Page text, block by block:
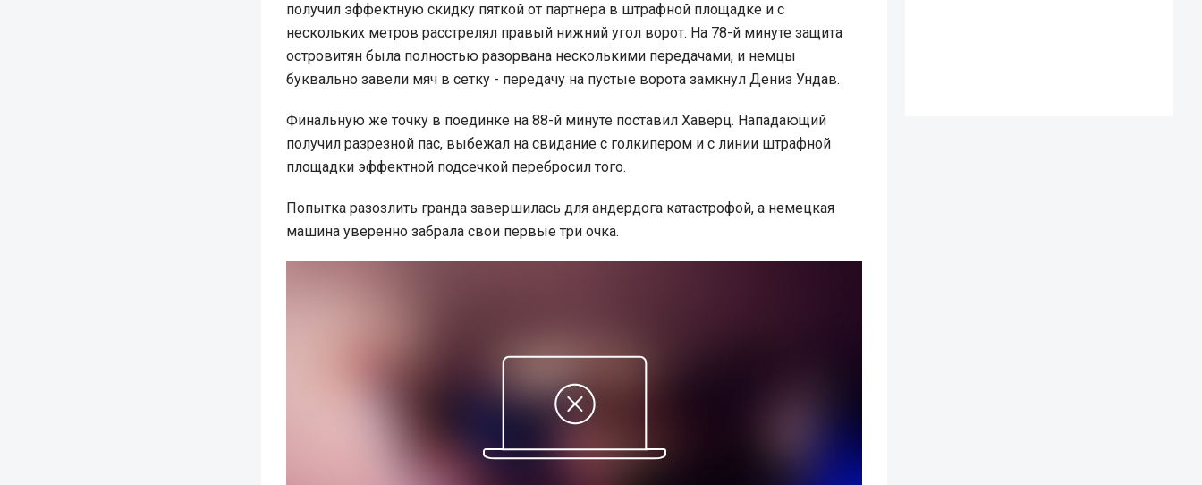
получил эффектную скидку пяткой от партнера в штрафной площадке и с
нескольких метров расстрелял правый нижний угол ворот. На 78-й минуте защита
островитян была полностью разорвана несколькими передачами, и немцы
буквально завели мяч в сетку - передачу на пустые ворота замкнул Дениз Ундав.
Финальную же точку в поединке на 88-й минуте поставил Хаверц. Нападающий
получил разрезной пас, выбежал на свидание с голкипером и с линии штрафной
площадки эффектной подсечкой перебросил того.
Попытка разозлить гранда завершилась для андердога катастрофой, а немецкая
машина уверенно забрала свои первые три очка.